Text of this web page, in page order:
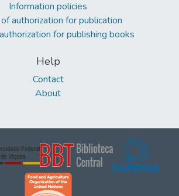
Information policies
authorization for publication
for publishing books
Help
Contact
About